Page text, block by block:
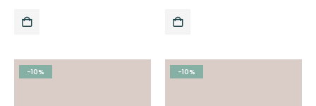
-10% -10%